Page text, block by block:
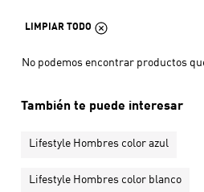
LIMPIAR TODO
No podemos encontrar productos
También te puede interesar
Lifestyle Hombres color azul
Lifestyle Hombres color blanco